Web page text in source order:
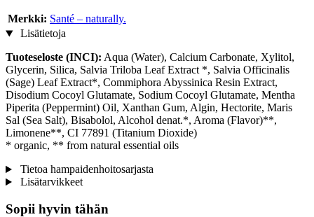
Merkki: Santé – naturally.
Lisätietoja
Tuoteseloste​ (INCI): Aqua (Water), Calcium Carbonate, Xylitol,
Glycerin, Silica, Salvia Triloba Leaf Extract *, Salvia Officinalis
(Sage) Leaf Extract*, Commiphora Abyssinica Resin Extract,
Disodium Cocoyl Glutamate, Sodium Cocoyl Glutamate, Mentha
Piperita (Peppermint) Oil, Xanthan Gum, Algin, Hectorite, Maris
Sal (Sea Salt), Bisabolol, Alcohol denat.*, Aroma (Flavor)**,
Limonene**, CI 77891 (Titanium Dioxide)
* organic, ** from natural essential oils
Tietoa hampaidenhoitosarjasta
Lisätarvikkeet
Sopii hyvin tähän